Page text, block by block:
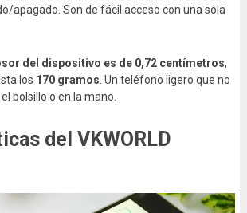
apagado. Son de fácil acceso con una sola
del dispositivo es de 0,72 centímetros,
los 170 gramos . Un teléfono ligero que no
bolsillo o en la mano.
del VKWORLD